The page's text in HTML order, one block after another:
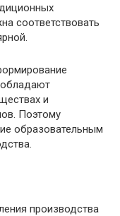
соответствовать
обладают
и
Поэтому
образовательным
производства